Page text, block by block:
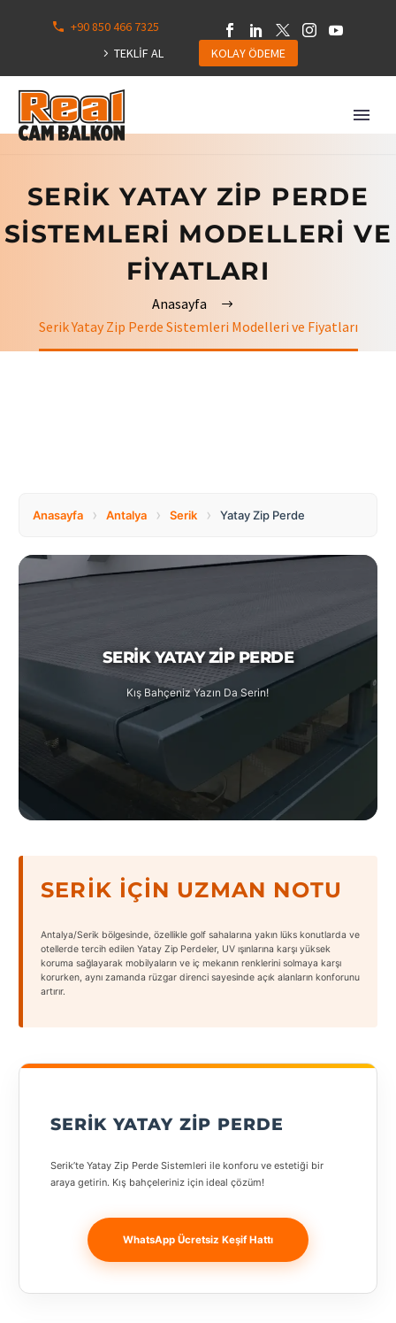
+90 850 466 7325
TEKLİF AL
KOLAY ÖDEME
SERIK YATAY ZIP PERDE
SISTEMLERI MODELLERI VE
FIYATLARI
Anasayfa
Serik Yatay Zip Perde Sistemleri Modelleri ve Fiyatları
Anasayfa › Antalya › Serik › Yatay Zip Perde
SERIK YATAY ZIP PERDE
Kış Bahçeniz Yazın Da Serin!
SERIK İÇIN UZMAN NOTU
Antalya/Serik bölgesinde, özellikle golf sahalarına yakın lüks konutlarda ve
otellerde tercih edilen Yatay Zip Perdeler, UV ışınlarına karşı yüksek
koruma sağlayarak mobilyaların ve iç mekanın renklerini solmaya karşı
korurken, aynı zamanda rüzgar direnci sayesinde açık alanların konforunu
artırır.
SERIK YATAY ZIP PERDE
Serik’te Yatay Zip Perde Sistemleri ile konforu ve estetiği bir
araya getirin. Kış bahçeleriniz için ideal çözüm!
WhatsApp Ücretsiz Keşif Hattı
113
Hepsini
Göster
Bulgaria
Canada
Czech
Netherlands
Poland
Romania
Switzerland
Turkey
States
Şehirler
Adana
Aydın
Balıkesir
Bingöl
Bitlis